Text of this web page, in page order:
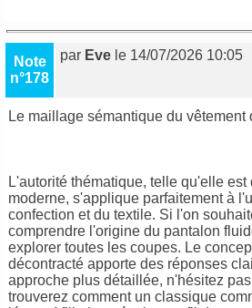
Note
n°178
par Eve le 14/07/2026 10:05
Le maillage sémantique du vêtement
L'autorité thématique, telle qu'elle
moderne, s'applique parfaitement à
confection et du textile. Si l'on
comprendre l'origine du pantalon
explorer toutes les coupes. Le
décontracté apporte des réponses
approche plus détaillée, n'hésitez
trouverez comment un classique